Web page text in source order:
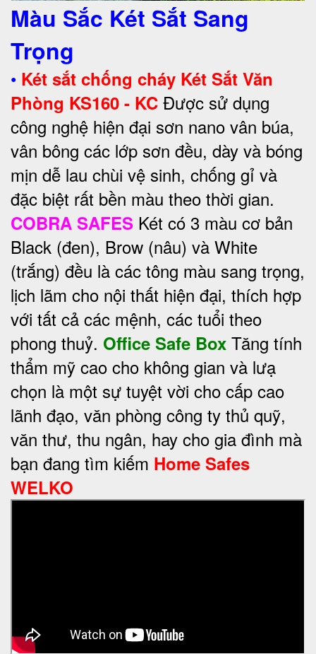
Màu Sắc Két Sắt Sang
Trọng
• Két sắt chống cháy Két Sắt Văn
Phòng KS160 - KC Được sử dụng
công nghệ hiện đại sơn nano vân búa,
vân bông các lớp sơn đều, dày và bóng
mịn dễ lau chùi vệ sinh, chống gỉ và
đặc biệt rất bền màu theo thời gian.
COBRA SAFES Két có 3 màu cơ bản
Black (đen), Brow (nâu) và White
(trắng) đều là các tông màu sang trọng,
lịch lãm cho nội thất hiện đại, thích hợp
với tất cả các mệnh, các tuổi theo
phong thuỷ. Office Safe Box Tăng tính
thẩm mỹ cao cho không gian và lưạ
chọn là một sự tuyệt vời cho cấp cao
lãnh đạo, văn phòng công ty thủ quỹ,
văn thư, thu ngân, hay cho gia đình mà
bạn đang tìm kiếm Home Safes
WELKO